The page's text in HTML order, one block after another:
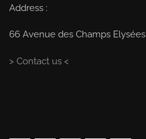
Address :
66 Avenue des Champs
> Contact us <